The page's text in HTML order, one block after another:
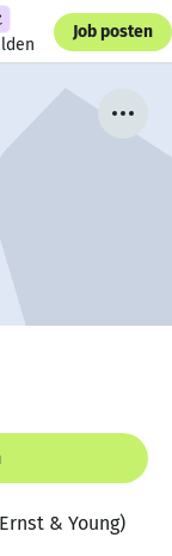
Job posten
& Young)